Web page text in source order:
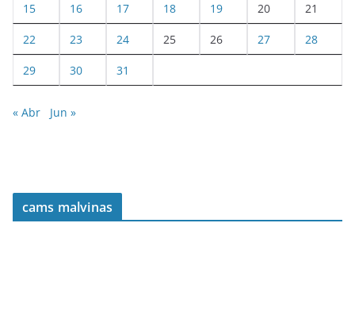
15 16 17 18 19 20 21
22 23 24 25 26 27 28
29 30 31
« Abr Jun »
cams malvinas